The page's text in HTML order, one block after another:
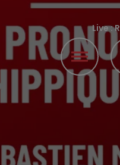
Live :